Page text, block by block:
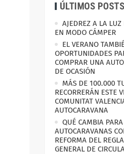
ÚLTIMOS POSTS
AJEDREZ A LA
EN MODO CÁMPER
EL VERANO
OPORTUNIDADES
COMPRAR UNA
DE OCASIÓN
MÁS DE 100.000
RECORRERÁN ESTE
COMUNITAT
AUTOCARAVANA
QUÉ CAMBIA
AUTOCARAVANAS
REFORMA DEL
GENERAL DE